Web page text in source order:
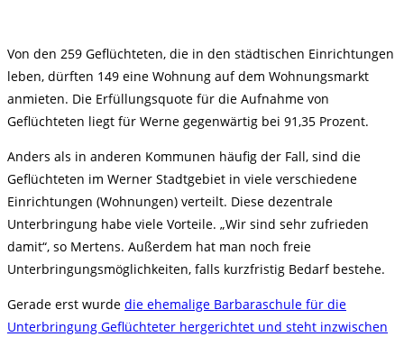
Von den 259 Geflüchteten, die in den städtischen Einrichtungen
leben, dürften 149 eine Wohnung auf dem Wohnungsmarkt
anmieten. Die Erfüllungsquote für die Aufnahme von
Geflüchteten liegt für Werne gegenwärtig bei 91,35 Prozent.
Anders als in anderen Kommunen häufig der Fall, sind die
Geflüchteten im Werner Stadtgebiet in viele verschiedene
Einrichtungen (Wohnungen) verteilt. Diese dezentrale
Unterbringung habe viele Vorteile. „Wir sind sehr zufrieden
damit“, so Mertens. Außerdem hat man noch freie
Unterbringungsmöglichkeiten, falls kurzfristig Bedarf bestehe.
Gerade erst wurde die ehemalige Barbaraschule für die
Unterbringung Geflüchteter hergerichtet und steht inzwischen